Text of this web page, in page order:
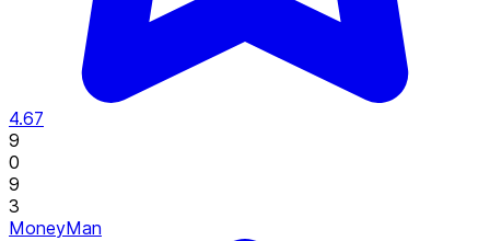
4.67
9
0
9
3
MoneyMan